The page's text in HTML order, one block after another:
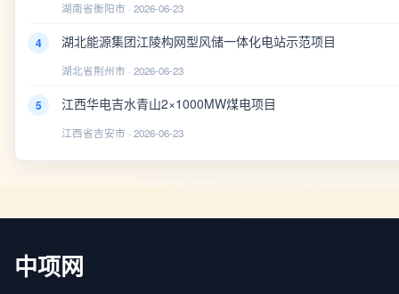
湖南省衡阳市 · 2026-06-23
4 湖北能源集团江陵构网型风储一体化电站示范项目
湖北省荆州市 · 2026-06-23
5 江西华电吉水青山2×1000MW煤电项目
江西省吉安市 · 2026-06-23
中项网